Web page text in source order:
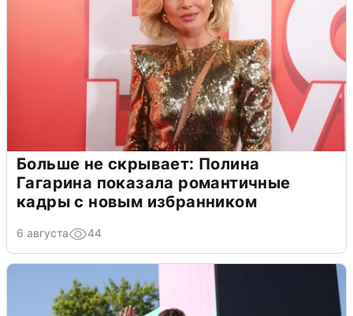
Больше не скрывает: Полина
Гагарина показала романтичные
кадры с новым избранником
6 августа 44